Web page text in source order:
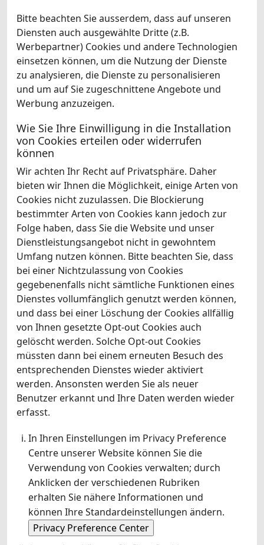
Bitte beachten Sie ausserdem, dass auf unseren
Diensten auch ausgewählte Dritte (z.B.
Werbepartner) Cookies und andere Technologien
einsetzen können, um die Nutzung der Dienste
zu analysieren, die Dienste zu personalisieren
und um auf Sie zugeschnittene Angebote und
Werbung anzuzeigen.
Wie Sie Ihre Einwilligung in die Installation
von Cookies erteilen oder widerrufen
können
Wir achten Ihr Recht auf Privatsphäre. Daher
bieten wir Ihnen die Möglichkeit, einige Arten von
Cookies nicht zuzulassen. Die Blockierung
bestimmter Arten von Cookies kann jedoch zur
Folge haben, dass Sie die Website und unser
Dienstleistungsangebot nicht in gewohntem
Umfang nutzen können. Bitte beachten Sie, dass
bei einer Nichtzulassung von Cookies
gegebenenfalls nicht sämtliche Funktionen eines
Dienstes vollumfänglich genutzt werden können,
und dass bei einer Löschung der Cookies allfällig
von Ihnen gesetzte Opt-out Cookies auch
gelöscht werden. Solche Opt-out Cookies
müssten dann bei einem erneuten Besuch des
entsprechenden Dienstes wieder aktiviert
werden. Ansonsten werden Sie als neuer
Benutzer erkannt und Ihre Daten werden wieder
erfasst.
In Ihren Einstellungen im Privacy Preference
Centre unserer Website können Sie die
Verwendung von Cookies verwalten; durch
Anklicken der verschiedenen Rubriken
erhalten Sie nähere Informationen und
können Ihre Standardeinstellungen ändern.
Privacy Preference Center